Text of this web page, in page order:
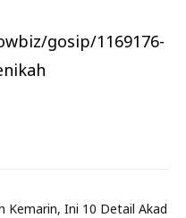
gosip/1169176-
Kemarin, Ini 10 Detail Akad